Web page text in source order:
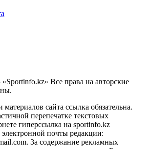
Все права на авторские
сайта ссылка обязательна.
перепечатке текстовых
гиперссылка на sportinfo.kz
электронной почты редакции:
За содержание рекламных